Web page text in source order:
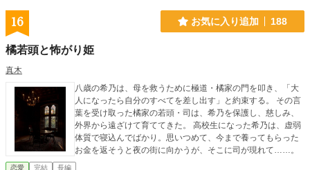
16 お気に入り追加 188
橘若頭と怖がり姫
真木
八歳の希乃は、母を救うために極道・橘家の門を叩き、「大
人になったら自分のすべてを差し出す」と約束する。 その言
葉を受け取った橘家の若頭・司は、希乃を保護し、慈しみ、
外界から遠ざけて育ててきた。 高校生になった希乃は、虚弱
体質で寝込んでばかり。思いつめて、今まで養ってもらった
お金を返そうと夜の街に向かうが、そこに司が現れて……。
恋愛 完結 長編